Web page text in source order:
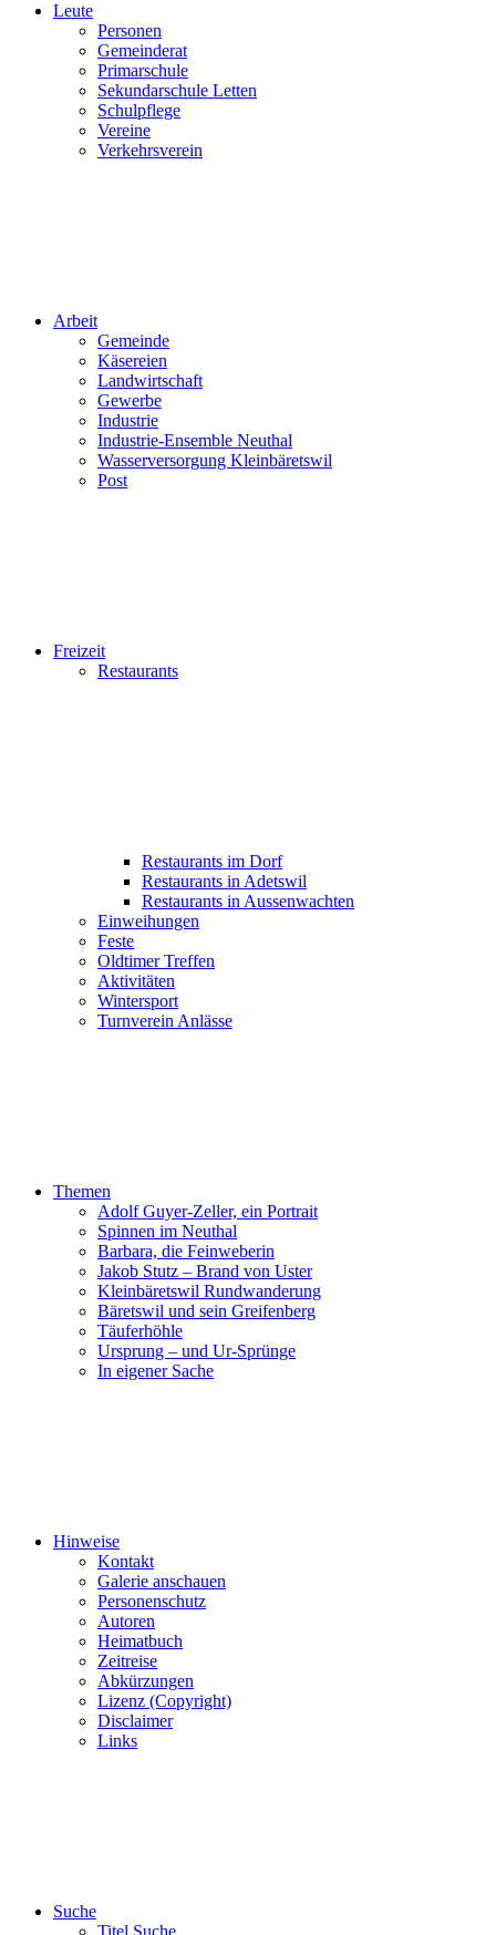
Leute
Personen
Gemeinderat
Primarschule
Sekundarschule Letten
Schulpflege
Vereine
Verkehrsverein
Arbeit
Gemeinde
Käsereien
Landwirtschaft
Gewerbe
Industrie
Industrie-Ensemble Neuthal
Wasserversorgung Kleinbäretswil
Post
Freizeit
Restaurants
Restaurants im Dorf
Restaurants in Adetswil
Restaurants in Aussenwachten
Einweihungen
Feste
Oldtimer Treffen
Aktivitäten
Wintersport
Turnverein Anlässe
Themen
Adolf Guyer-Zeller, ein Portrait
Spinnen im Neuthal
Barbara, die Feinweberin
Jakob Stutz – Brand von Uster
Kleinbäretswil Rundwanderung
Bäretswil und sein Greifenberg
Täuferhöhle
Ursprung – und Ur-Sprünge
In eigener Sache
Hinweise
Kontakt
Galerie anschauen
Personenschutz
Autoren
Heimatbuch
Zeitreise
Abkürzungen
Lizenz (Copyright)
Disclaimer
Links
Suche
Titel Suche